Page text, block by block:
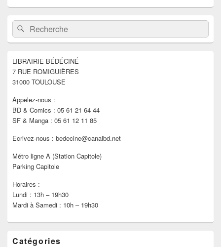
Zone
principale
de
widget
barre
latérale
Recherche :Rechercher
LIBRAIRIE BÉDÉCINÉ
7 RUE ROMIGUIÈRES
31000 TOULOUSE
Appelez-nous :
BD & Comics : 05 61 21 64 44
SF & Manga : 05 61 12 11 85
Ecrivez-nous : bedecine@canalbd.net
Métro ligne A (Station Capitole)
Parking Capitole
Horaires :
Lundi : 13h – 19h30
Mardi à Samedi : 10h – 19h30
Catégories